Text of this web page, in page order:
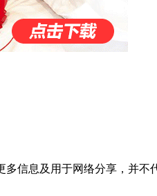
信息及用于网络分享，并